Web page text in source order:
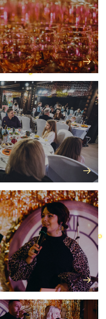
напитками, идеальное
настроение перед
нового года, где каждый
симфонии
превратит ваш вечер в
с увлекательными
всех гостей